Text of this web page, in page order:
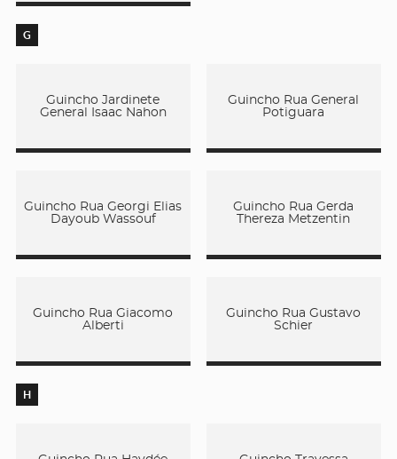
G
Guincho Jardinete
General Isaac Nahon
Guincho Rua General
Potiguara
Guincho Rua Georgi Elias
Dayoub Wassouf
Guincho Rua Gerda
Thereza Metzentin
Guincho Rua Giacomo
Alberti
Guincho Rua Gustavo
Schier
H